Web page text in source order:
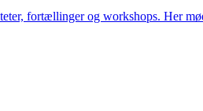
fortællinger og workshops. Her